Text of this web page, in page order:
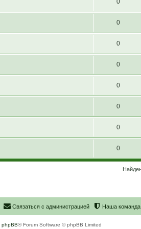
0
0
0
0
0
0
0
Наша команда
Связаться с администрацией
phpBB® Forum Software © phpBB Limited